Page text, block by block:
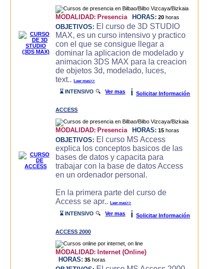
MODALIDAD: Presencia HORAS: 20 horas
OBJETIVOS: El curso de 3D STUDIO
MAX, es un curso intensivo y practico
con el que se consigue llegar a
dominar la aplicacion de modelado y
animacion 3DS MAX para la creacion
de objetos 3d, modelado, luces,
text..Leer mas>>
⌛ INTENSIVO 🔍Ver mas i Solicitar Información
ACCESS
MODALIDAD: Presencia HORAS: 15 horas
OBJETIVOS: El curso MS Access
explica los conceptos basicos de las
bases de datos y capacita para
trabajar con la base de datos Access
en un ordenador personal.
En la primera parte del curso de
Access se apr..Leer mas>>
⌛ INTENSIVO 🔍Ver mas i Solicitar Información
ACCESS 2000
MODALIDAD: Internet (Online)
HORAS: 35 horas